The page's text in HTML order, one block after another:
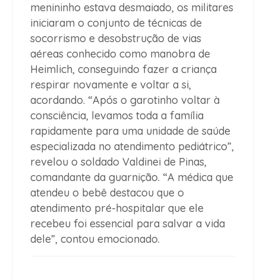
menininho estava desmaiado, os militares
iniciaram o conjunto de técnicas de
socorrismo e desobstrução de vias
aéreas conhecido como manobra de
Heimlich, conseguindo fazer a criança
respirar novamente e voltar a si,
acordando. “Após o garotinho voltar à
consciência, levamos toda a família
rapidamente para uma unidade de saúde
especializada no atendimento pediátrico”,
revelou o soldado Valdinei de Pinas,
comandante da guarnição. “A médica que
atendeu o bebê destacou que o
atendimento pré-hospitalar que ele
recebeu foi essencial para salvar a vida
dele”, contou emocionado.